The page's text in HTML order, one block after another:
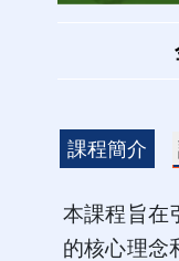
課程簡介
本課程旨在
的核心理念